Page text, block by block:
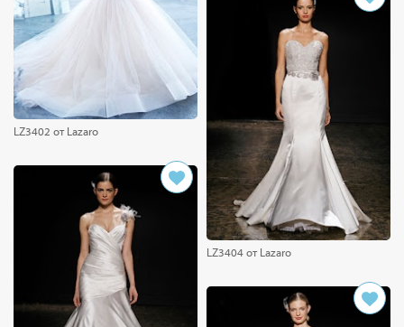
LZ3402 от Lazaro
LZ3404 от Lazaro